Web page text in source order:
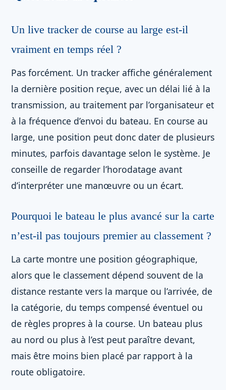
Un live tracker de course au large est-il
vraiment en temps réel ?
Pas forcément. Un tracker affiche généralement
la dernière position reçue, avec un délai lié à la
transmission, au traitement par l’organisateur et
à la fréquence d’envoi du bateau. En course au
large, une position peut donc dater de plusieurs
minutes, parfois davantage selon le système. Je
conseille de regarder l’horodatage avant
d’interpréter une manœuvre ou un écart.
Pourquoi le bateau le plus avancé sur la carte
n’est-il pas toujours premier au classement ?
La carte montre une position géographique,
alors que le classement dépend souvent de la
distance restante vers la marque ou l’arrivée, de
la catégorie, du temps compensé éventuel ou
de règles propres à la course. Un bateau plus
au nord ou plus à l’est peut paraître devant,
mais être moins bien placé par rapport à la
route obligatoire.